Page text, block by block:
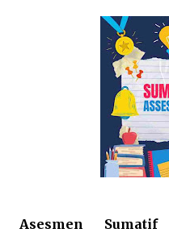
Asesmen Sumatif